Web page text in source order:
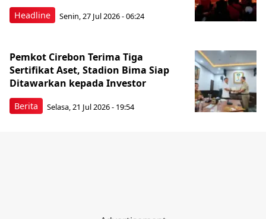
Headline Senin, 27 Jul 2026 - 06:24
Berita
Pemkot Cirebon Terima Tiga
Sertifikat Aset, Stadion Bima Siap
Ditawarkan kepada Investor
Selasa, 21 Jul 2026 - 19:54